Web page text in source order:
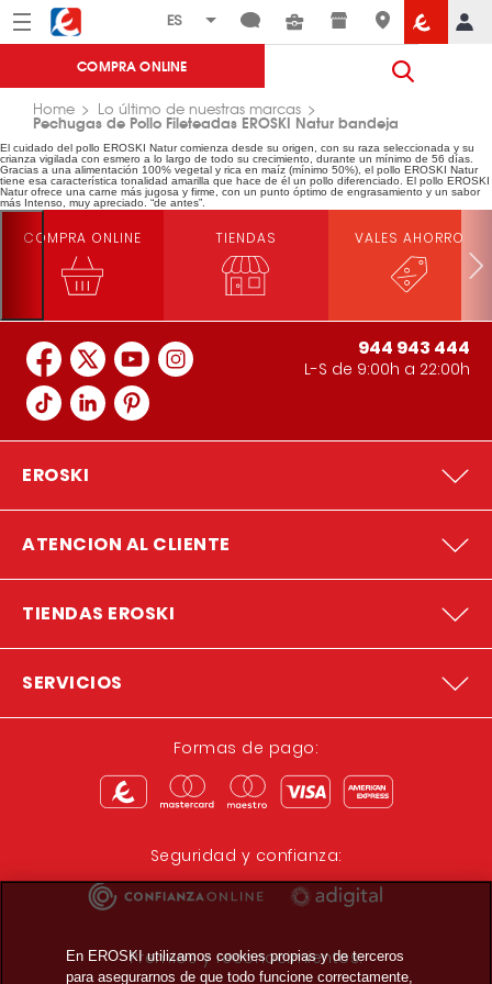
Menú Eroski
COMPRA ONLINE
Home Lo último de nuestras marcas
Pechugas de Pollo Fileteadas EROSKI Natur bandeja
El cuidado del pollo EROSKI Natur comienza desde su origen, con su raza seleccionada y su
crianza vigilada con esmero a lo largo de todo su crecimiento, durante un mínimo de 56 días.
Gracias a una alimentación 100% vegetal y rica en maíz (mínimo 50%), el pollo EROSKI Natur
tiene esa característica tonalidad amarilla que hace de él un pollo diferenciado. El pollo EROSKI
Natur ofrece una carne más jugosa y firme, con un punto óptimo de engrasamiento y un sabor
más Intenso, muy apreciado. “de antes”.
COMPRA ONLINE TIENDAS VALES AHORRO
944 943 444
L-S de 9:00h a 22:00h
EROSKI
ATENCION AL CLIENTE
TIENDAS EROSKI
SERVICIOS
Formas de pago:
Seguridad y confianza:
Premios y reconocimientos:
En EROSKI utilizamos cookies propias y de terceros
para asegurarnos de que todo funcione correctamente,